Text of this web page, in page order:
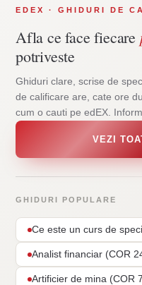
EDEX · GHIDURI DE
Afla ce face fiecare
potriveste
Ghiduri clare, scrise de
de calificare are, cate ore
cum o cauti pe edEX.
VEZI
GHIDURI POPULARE
Ce este un curs de
Analist financiar (COR
Artificier de mina (COR